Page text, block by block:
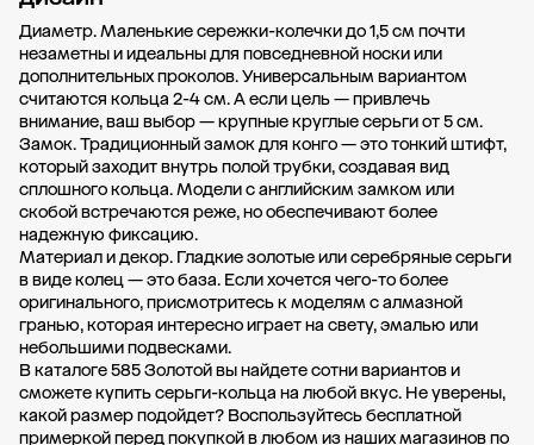
Диаметр. Маленькие сережки-колечки до 1,5 см почти
незаметны и идеальны для повседневной носки или
дополнительных проколов. Универсальным вариантом
считаются кольца 2-4 см. А если цель — привлечь
внимание, ваш выбор — крупные круглые серьги от 5 см.
Замок. Традиционный замок для конго — это тонкий штифт,
который заходит внутрь полой трубки, создавая вид
сплошного кольца. Модели с английским замком или
скобой встречаются реже, но обеспечивают более
надежную фиксацию.
Материал и декор. Гладкие золотые или серебряные серьги
в виде колец — это база. Если хочется чего-то более
оригинального, присмотритесь к моделям с алмазной
гранью, которая интересно играет на свету, эмалью или
небольшими подвесками.
В каталоге 585 Золотой вы найдете сотни вариантов и
сможете купить серьги-кольца на любой вкус. Не уверены,
какой размер подойдет? Воспользуйтесь бесплатной
примеркой перед покупкой в любом из наших магазинов по